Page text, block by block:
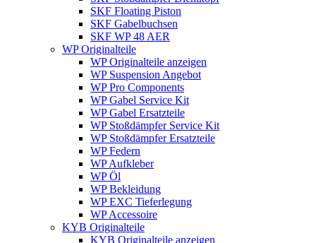
SKF Floating Piston
SKF Gabelbuchsen
SKF WP 48 AER
WP Originalteile
WP Originalteile anzeigen
WP Suspension Angebot
WP Pro Components
WP Gabel Service Kit
WP Gabel Ersatzteile
WP Stoßdämpfer Service Kit
WP Stoßdämpfer Ersatzteile
WP Federn
WP Aufkleber
WP Öl
WP Bekleidung
WP EXC Tieferlegung
WP Accessoire
KYB Originalteile
KYB Originalteile anzeigen